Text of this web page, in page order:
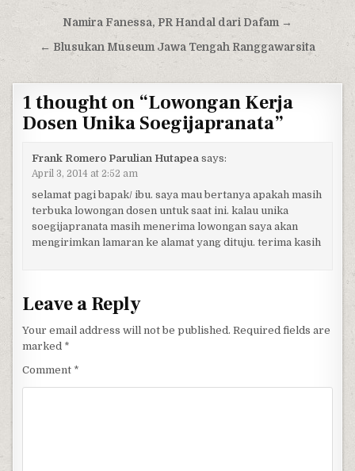
Post navigation
Namira Fanessa, PR Handal dari Dafam →
← Blusukan Museum Jawa Tengah Ranggawarsita
1 thought on “Lowongan Kerja
Dosen Unika Soegijapranata”
Frank Romero Parulian Hutapea says:
April 3, 2014 at 2:52 am
selamat pagi bapak/ ibu. saya mau bertanya apakah masih
terbuka lowongan dosen untuk saat ini. kalau unika
soegijapranata masih menerima lowongan saya akan
mengirimkan lamaran ke alamat yang dituju. terima kasih
Leave a Reply
Your email address will not be published. Required fields are
marked *
Comment *